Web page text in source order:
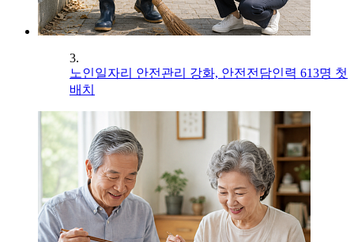
3.
노인일자리 안전관리 강화, 안전전담인력 613명 첫
배치